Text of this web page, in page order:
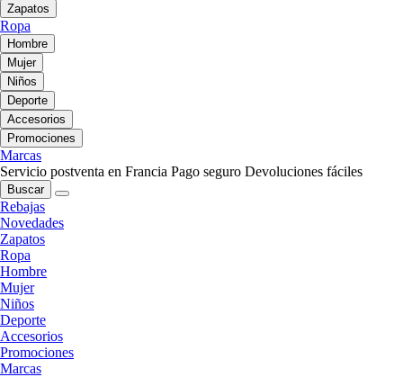
Zapatos
Ropa
Hombre
Mujer
Niños
Deporte
Accesorios
Promociones
Marcas
Servicio postventa en Francia Pago seguro Devoluciones fáciles
Buscar
Rebajas
Novedades
Zapatos
Ropa
Hombre
Mujer
Niños
Deporte
Accesorios
Promociones
Marcas